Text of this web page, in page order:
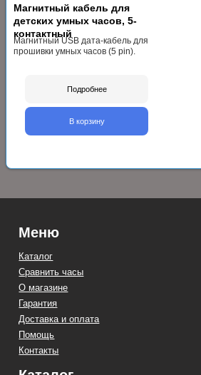
Магнитный кабель для
детских умных часов, 5-
контактный
Магнитный USB дата-кабель для
прошивки умных часов (5 pin).
Подробнее
В корзину
Меню
Каталог
Сравнить часы
О магазине
Гарантия
Доставка и оплата
Помощь
Контакты